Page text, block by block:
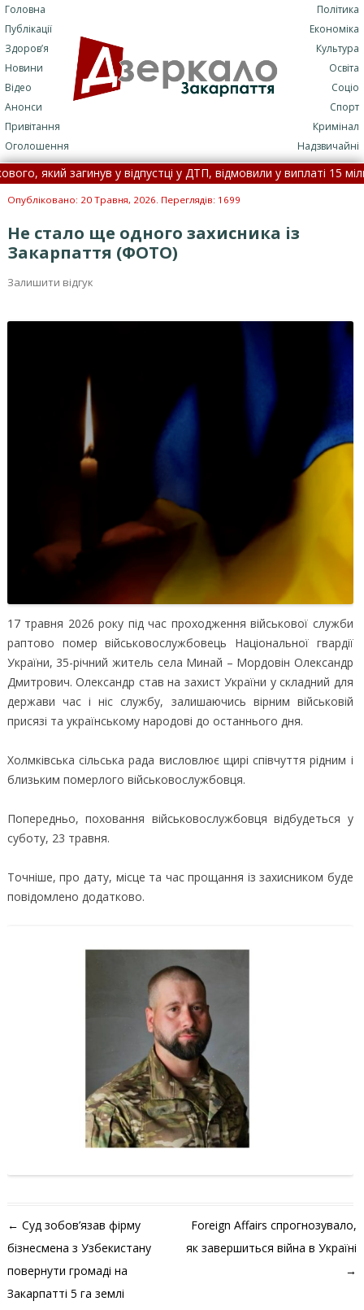
Головна
Публікації
Здоров’я
Новини
Відео
Анонси
Привітання
Оголошення
Політика
Економіка
Культура
Освіта
Соціо
Спорт
Кримінал
Надзвичайні
який загинув у відпустці у ДТП, відмовили у виплаті 15
віднесло течією на Закарпаття, його товариш потонув • 5
Опубліковано: 20 Травня, 2026. Переглядів: 1699
Не стало ще одного захисника із
Закарпаття (ФОТО)
Залишити відгук
17 травня 2026 року під час проходження військової служби
раптово помер військовослужбовець Національної гвардії
України, 35-річний житель села Минай – Мордовін Олександр
Дмитрович.Олександр став на захист України у складний для
держави час і ніс службу, залишаючись вірним військовій
присязі та українському народові до останнього дня.
Холмківська сільська рада висловлює щирі співчуття рідним і
близьким померлого військовослужбовця.
Попередньо, поховання військовослужбовця відбудеться у
суботу, 23 травня.
Точніше, про дату, місце та час прощання із захисником буде
повідомлено додатково.
Навігація по запису
← Суд зобов’язав фірму
бізнесмена з Узбекистану
повернути громаді на
Закарпатті 5 га землі
Foreign Affairs спрогнозувало,
як завершиться війна в Україні
→